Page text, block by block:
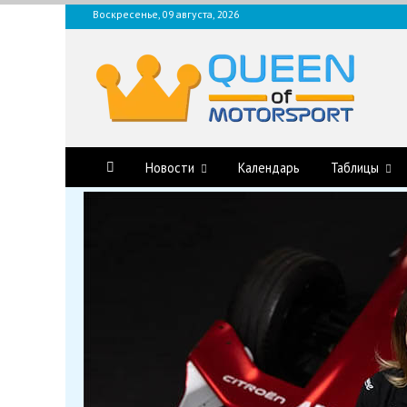
Перейти
к
содержимому
Воскресенье, 09 августа, 2026
QUEEN-OF-
Новости Календарь Таблицы